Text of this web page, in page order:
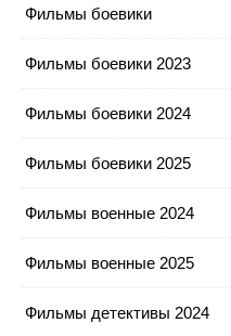
Фильмы боевики
Фильмы боевики 2023
Фильмы боевики 2024
Фильмы боевики 2025
Фильмы военные 2024
Фильмы военные 2025
Фильмы детективы 2024